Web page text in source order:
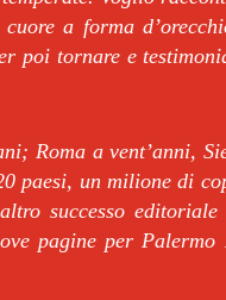
a forma
poi tornare e
Roma a vent’anni,
paesi, un milione di
successo editoriale
pagine per